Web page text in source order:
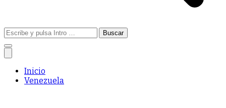
Buscar:
Inicio
Venezuela